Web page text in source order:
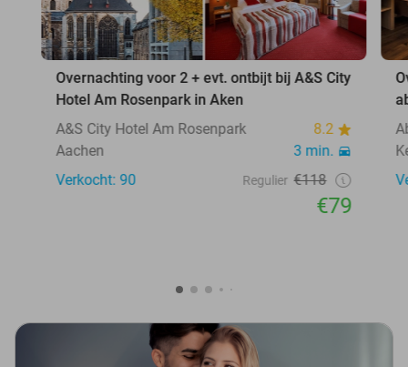
Overnachting voor 2 + evt. ontbijt bij A&S City
Hotel Am Rosenpark in Aken
A&S City Hotel Am Rosenpark
8.2
Aachen
3 min.
Verkocht: 90
Regulier €118
€79